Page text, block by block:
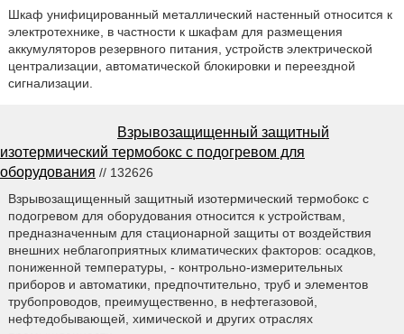
Шкаф унифицированный металлический настенный относится к
электротехнике, в частности к шкафам для размещения
аккумуляторов резервного питания, устройств электрической
централизации, автоматической блокировки и переездной
сигнализации.
Взрывозащищенный защитный
изотермический термобокс с подогревом для
оборудования // 132626
Взрывозащищенный защитный изотермический термобокс с
подогревом для оборудования относится к устройствам,
предназначенным для стационарной защиты от воздействия
внешних неблагоприятных климатических факторов: осадков,
пониженной температуры, - контрольно-измерительных
приборов и автоматики, предпочтительно, труб и элементов
трубопроводов, преимущественно, в нефтегазовой,
нефтедобывающей, химической и других отраслях